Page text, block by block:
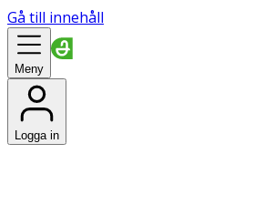
Gå till innehåll
Meny
Logga in